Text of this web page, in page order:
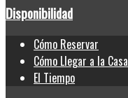
Disponibilidad
Cómo Reservar
Cómo Llegar a la Casa
El Tiempo